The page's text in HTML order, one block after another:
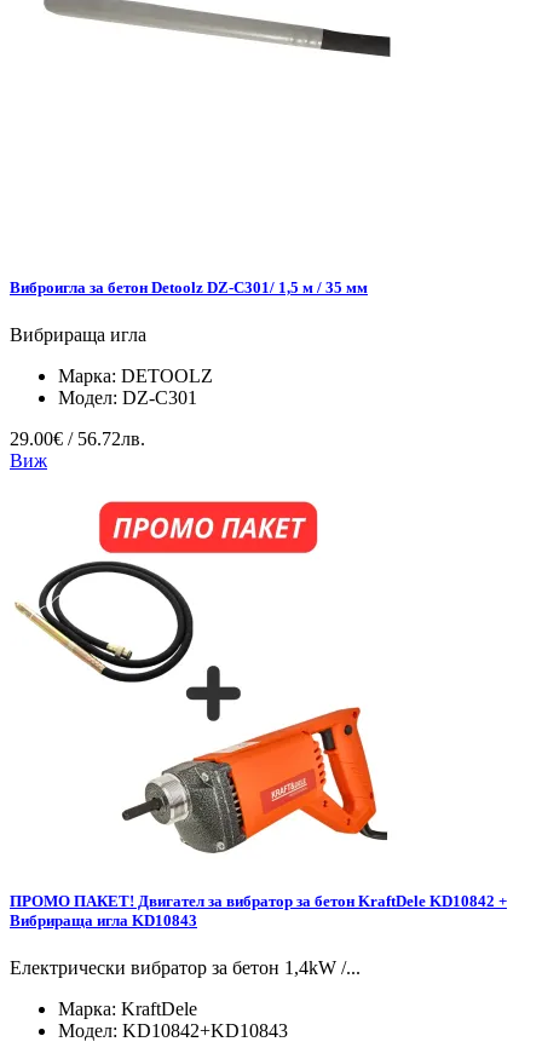
Виброигла за бетон Detoolz DZ-C301/ 1,5 м / 35 мм
Вибрираща игла
Марка: DETOOLZ
Модел: DZ-C301
29.00€ / 56.72лв.
Виж
ПРОМО ПАКЕТ! Двигател за вибратор за бетон KraftDele KD10842 +
Вибрираща игла KD10843
Електрически вибратор за бетон 1,4kW /...
Марка: KraftDele
Модел: KD10842+KD10843